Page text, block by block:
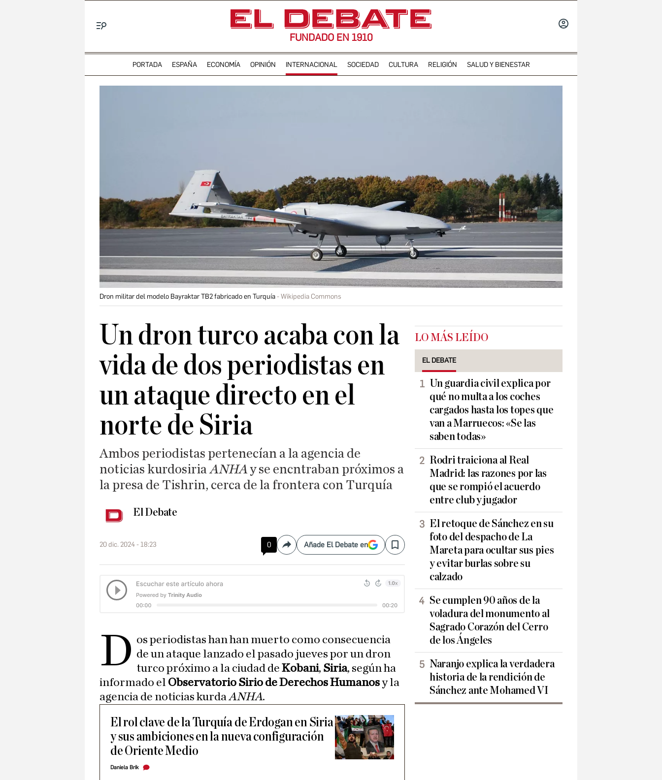
FUNDADO EN 1910
PORTADA ESPAÑA ECONOMÍA OPINIÓN INTERNACIONAL SOCIEDAD CULTURA RELIGIÓN SALUD Y BIENESTAR
Dron militar del modelo Bayraktar TB2 fabricado en Turquía Wikipedia Commons
Un dron turco acaba con la
vida de dos periodistas en
un ataque directo en el
norte de Siria
Ambos periodistas pertenecían a la agencia de
noticias kurdosiria ANHA y se encntraban próximos a
la presa de Tishrin, cerca de la frontera con Turquía
El Debate
20 dic. 2024 - 18:23 0 CompartirAñade El Debate en Save
D os periodistas han han muerto como consecuencia
de un ataque lanzado el pasado jueves por un dron
turco próximo a la ciudad deKobani, Siria, según ha
informado el Observatorio Sirio de Derechos Humanosy la
agencia de noticias kurdaANHA.
El rol clave de la Turquía de Erdogan en Siria
y sus ambiciones en la nueva configuración
de Oriente Medio
Daniela Brik
LO MÁS LEÍDO
EL DEBATE
Un guardia civil explica por
qué no multa a los coches
cargados hasta los topes que
van a Marruecos: «Se las
saben todas»
Rodri traiciona al Real
Madrid: las razones por las
que se rompió el acuerdo
entre club y jugador
El retoque de Sánchez en su
foto del despacho de La
Mareta para ocultar sus pies
y evitar burlas sobre su
calzado
Se cumplen 90 años de la
voladura del monumento al
Sagrado Corazón del Cerro
de los Ángeles
Naranjo explica la verdadera
historia de la rendición de
Sánchez ante Mohamed VI